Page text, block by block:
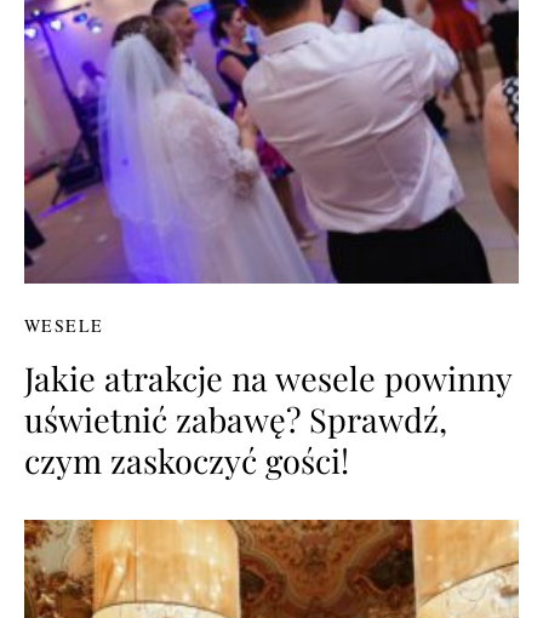
WESELE
Jakie atrakcje na wesele powinny
uświetnić zabawę? Sprawdź,
czym zaskoczyć gości!